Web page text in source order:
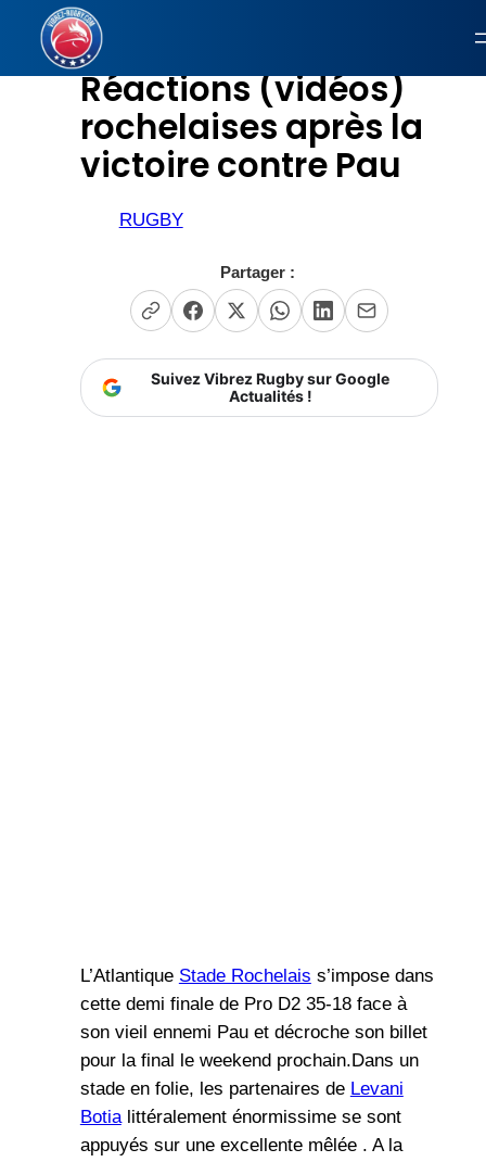
Aller
contenu Réactions (vidéos)
rochelaises après la
victoire contre Pau
RUGBY
Partager :
Suivez Vibrez Rugby sur Google
Actualités !
L’Atlantique Stade Rochelais s’impose dans
cette demi finale de Pro D2 35-18 face à
son vieil ennemi Pau et décroche son billet
pour la final le weekend prochain.Dans un
stade en folie, les partenaires de Levani
Botialittéralement énormissime se sont
appuyés sur une excellente mêlée . A la